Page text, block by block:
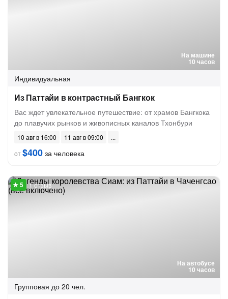
На машине
10 часов
Индивидуальная
Из Паттайи в контрастный Бангкок
Вас ждет увлекательное путешествие: от храмов Бангкока
до плавучих рынков и живописных каналов Тхонбури
10 авг в 16:00
11 авг в 09:00
от$400 за человека
На автобусе
10 часов
1 отзыв
Групповая до 20 чел.